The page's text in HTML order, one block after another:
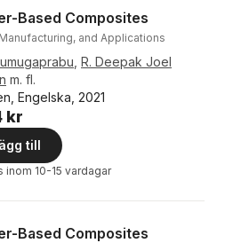
Based Composites
and Applications
R. Deepak Joel
m. fl.
Engelska, 2021
kr
till
inom 10-15 vardagar
Based Composites